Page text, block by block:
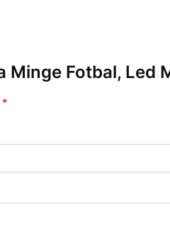
Minge Fotbal, Led
*